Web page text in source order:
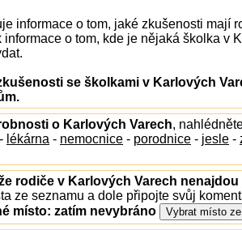
informace o tom, jaké zkušenosti mají
informace o tom, kde je nějaká školka v
se školkami v Karlových
o Karlových Varech,
- lékárna - nemocnice - porodnice - jesle -
rodiče v Karlových Varech
ze seznamu a dole připojte svůj
místo: zatím nevybráno